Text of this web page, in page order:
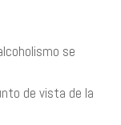
se
de vista de la